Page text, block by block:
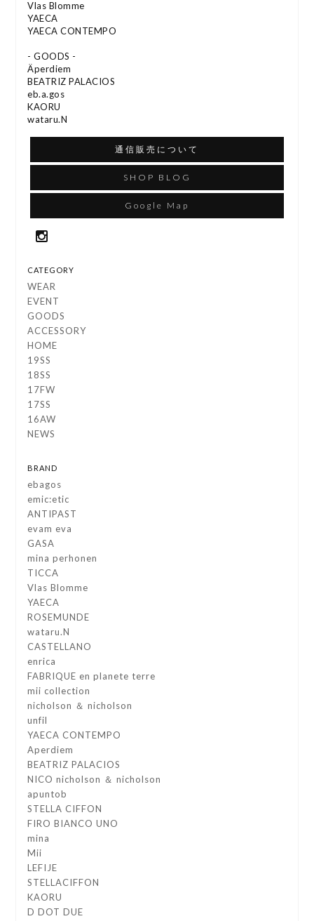
Vlas Blomme
YAECA
YAECA CONTEMPO
- GOODS -
Äperdiem
BEATRIZ PALACIOS
eb.a.gos
KAORU
wataru.N
通信販売について
SHOP BLOG
Google Map
CATEGORY
WEAR
EVENT
GOODS
ACCESSORY
HOME
19SS
18SS
17FW
17SS
16AW
NEWS
BRAND
ebagos
emic:etic
ANTIPAST
evam eva
GASA
mina perhonen
TICCA
Vlas Blomme
YAECA
ROSEMUNDE
wataru.N
CASTELLANO
enrica
FABRIQUE en planete terre
mii collection
nicholson ＆ nicholson
unfil
YAECA CONTEMPO
Aperdiem
BEATRIZ PALACIOS
NICO nicholson ＆ nicholson
apuntob
STELLA CIFFON
FIRO BIANCO UNO
mina
Mii
LEFIJE
STELLACIFFON
KAORU
D DOT DUE